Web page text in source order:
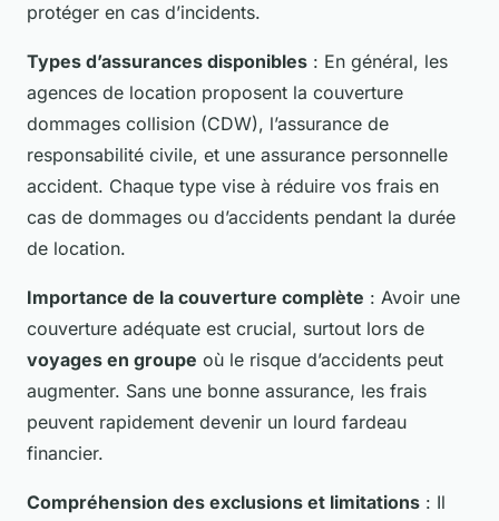
protéger en cas d’incidents.
Types d’assurances disponibles : En général, les
agences de location proposent la couverture
dommages collision (CDW), l’assurance de
responsabilité civile, et une assurance personnelle
accident. Chaque type vise à réduire vos frais en
cas de dommages ou d’accidents pendant la durée
de location.
Importance de la couverture complète : Avoir une
couverture adéquate est crucial, surtout lors de
voyages en groupe où le risque d’accidents peut
augmenter. Sans une bonne assurance, les frais
peuvent rapidement devenir un lourd fardeau
financier.
Compréhension des exclusions et limitations : Il